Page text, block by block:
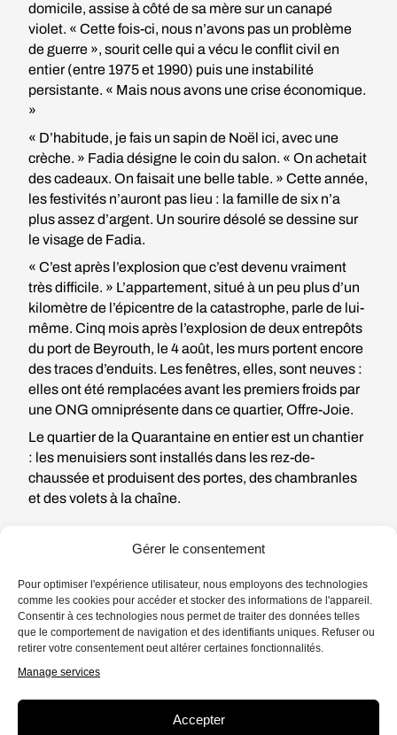
Gérer le consentement
Pour optimiser l'expérience utilisateur, nous employons des technologies
comme les cookies pour accéder et stocker des informations de l'appareil.
Consentir à ces technologies nous permet de traiter des données telles
que le comportement de navigation et des identifiants uniques. Refuser ou
retirer votre consentement peut altérer certaines fonctionnalités.
Manage services
Accepter
domicile, assise à côté de sa mère sur un canapé
violet. « Cette fois-ci, nous n’avons pas un problème
de guerre », sourit celle qui a vécu le conflit civil en
entier (entre 1975 et 1990) puis une instabilité
persistante. « Mais nous avons une crise économique.
»
« D’habitude, je fais un sapin de Noël ici, avec une
crèche. » Fadia désigne le coin du salon. « On achetait
des cadeaux. On faisait une belle table. » Cette année,
les festivités n’auront pas lieu : la famille de six n’a
plus assez d’argent. Un sourire désolé se dessine sur
le visage de Fadia.
« C’est après l’explosion que c’est devenu vraiment
très difficile. » L’appartement, situé à un peu plus d’un
kilomètre de l’épicentre de la catastrophe, parle de lui-
même. Cinq mois après l’explosion de deux entrepôts
du port de Beyrouth, le 4 août, les murs portent encore
des traces d’enduits. Les fenêtres, elles, sont neuves :
elles ont été remplacées avant les premiers froids par
une ONG omniprésente dans ce quartier, Offre-Joie.
Le quartier de la Quarantaine en entier est un chantier
: les menuisiers sont installés dans les rez-de-
chaussée et produisent des portes, des chambranles
et des volets à la chaîne.
L’explosion est venue
parachever un peu plus d’un an
de difficultés mais c’est
l’intrication des crises qui a